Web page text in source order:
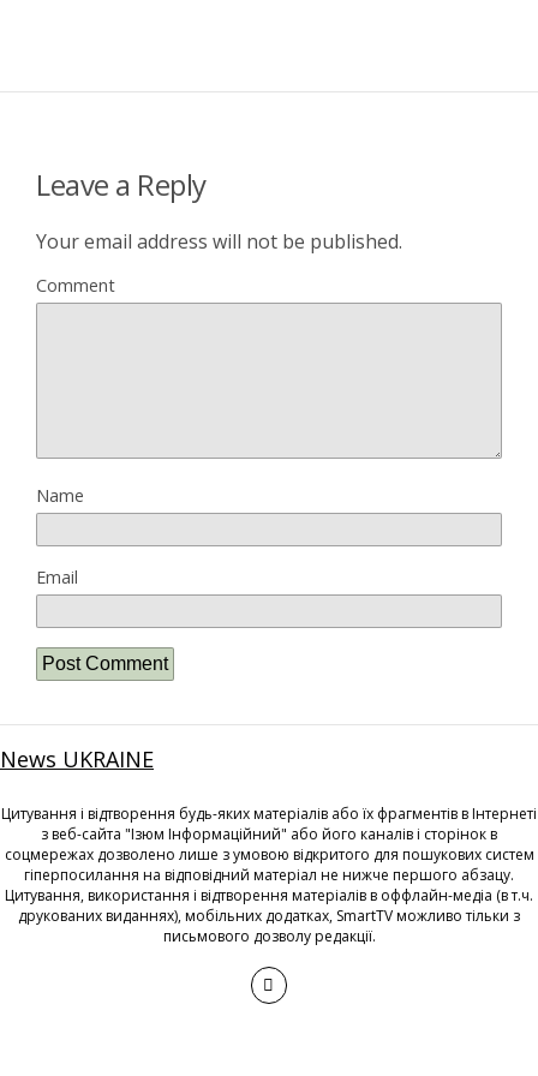
Leave a Reply
Your email address will not be published.
Comment
Name
Email
News UKRAINE
Цитування і відтворення будь-яких матеріалів або їх фрагментів в Інтернеті
з веб-сайта "Ізюм Інформаційний" або його каналів і сторінок в
соцмережах дозволено лише з умовою відкритого для пошукових систем
гіперпосилання на відповідний матеріал не нижче першого абзацу.
Цитування, використання і відтворення матеріалів в оффлайн-медіа (в т.ч.
друкованих виданнях), мобільних додатках, SmartTV можливо тільки з
письмового дозволу редакції.